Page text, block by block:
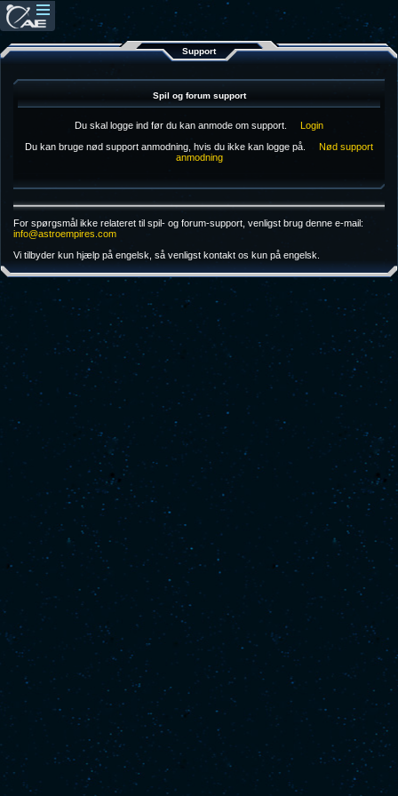
Support
Spil og forum support
Du skal logge ind før du kan anmode om support. Login
Du kan bruge nød support anmodning, hvis du ikke kan logge på. Nød support
anmodning
For spørgsmål ikke relateret til spil- og forum-support, venligst brug denne e-mail:
info@astroempires.com
Vi tilbyder kun hjælp på engelsk, så venligst kontakt os kun på engelsk.